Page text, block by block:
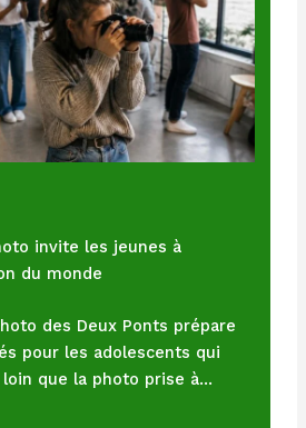
invite les jeunes à
du monde
des Deux Ponts prépare
pour les adolescents qui
que la photo prise à…